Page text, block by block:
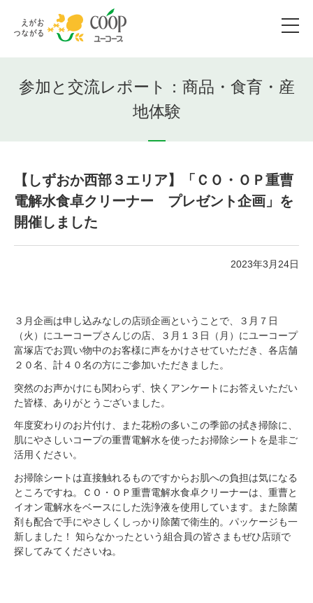
参加と交流レポート：商品・食育・産
地体験
【しずおか西部３エリア】「ＣＯ・ＯＰ重曹
電解水食卓クリーナー プレゼント企画」を
開催しました
2023年3月24日
３月企画は申し込みなしの店頭企画ということで、３月７日
（火）にユーコープさんじの店、３月１３日（月）にユーコープ
富塚店でお買い物中のお客様に声をかけさせていただき、各店舗
２０名、計４０名の方にご参加いただきました。
突然のお声かけにも関わらず、快くアンケートにお答えいただい
た皆様、ありがとうございました。
年度変わりのお片付け、また花粉の多いこの季節の拭き掃除に、
肌にやさしいコープの重曹電解水を使ったお掃除シートを是非ご
活用ください。
お掃除シートは直接触れるものですからお肌への負担は気になる
ところですね。ＣＯ・ＯＰ重曹電解水食卓クリーナーは、重曹と
イオン電解水をベースにした洗浄液を使用しています。また除菌
剤も配合で手にやさしくしっかり除菌で衛生的。パッケージも一
新しました！ 知らなかったという組合員の皆さまもぜひ店頭で
探してみてくださいね。